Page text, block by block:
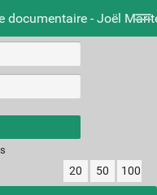
documentaire - Joël
results.
20 50 100